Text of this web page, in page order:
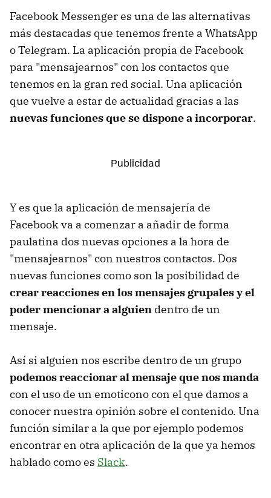
Facebook Messenger es una de las alternativas
más destacadas que tenemos frente a WhatsApp
o Telegram. La aplicación propia de Facebook
para "mensajearnos" con los contactos que
tenemos en la gran red social. Una aplicación
que vuelve a estar de actualidad gracias a las
nuevas funciones que se dispone a incorporar.
Y es que la aplicación de mensajería de
Facebook va a comenzar a añadir de forma
paulatina dos nuevas opciones a la hora de
"mensajearnos" con nuestros contactos. Dos
nuevas funciones como son la posibilidad de
crear reacciones en los mensajes grupales y el
poder mencionar a alguien dentro de un
mensaje.
Así si alguien nos escribe dentro de un grupo
podemos reaccionar al mensaje que nos manda
con el uso de un emoticono con el que damos a
conocer nuestra opinión sobre el contenido. Una
función similar a la que por ejemplo podemos
encontrar en otra aplicación de la que ya hemos
hablado como es Slack.